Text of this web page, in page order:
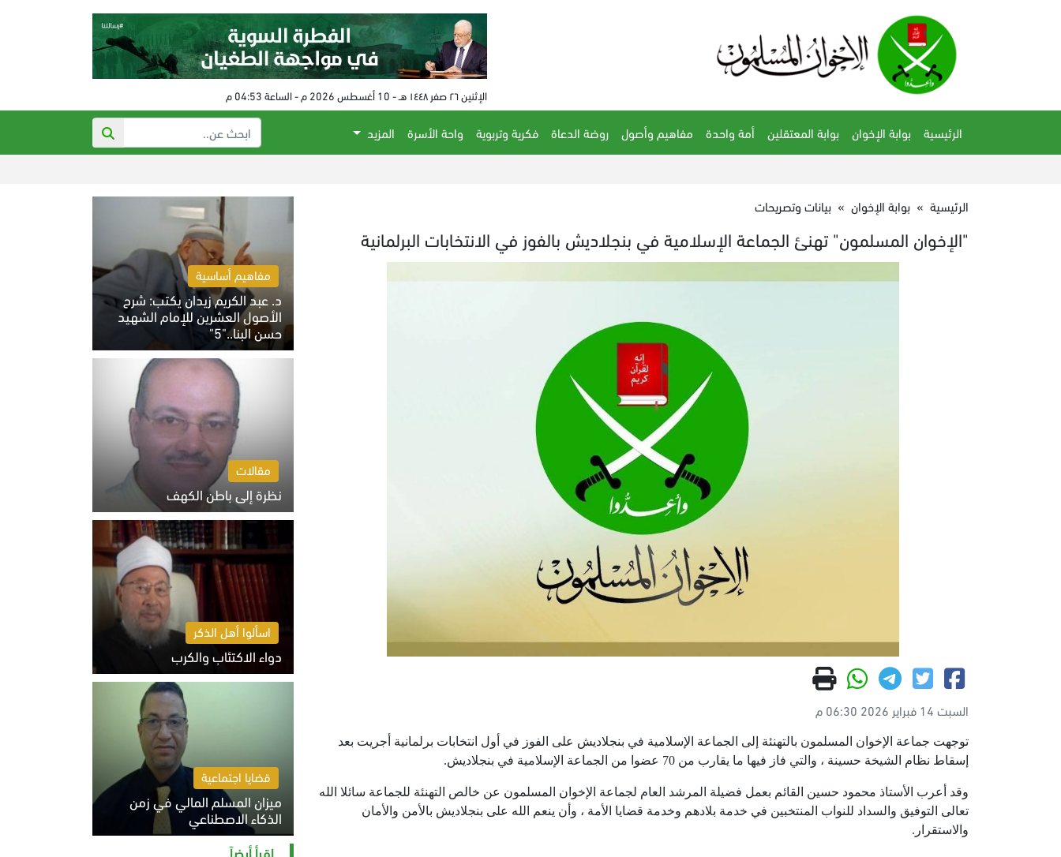
الإثنين ٢٦ صفر ١٤٤٨ هـ - 10 أغسطس 2026 م - الساعة 04:53 م
الرئيسية بوابة الإخوان بوابة المعتقلين أمة واحدة مفاهيم وأصول روضة الدعاة فكرية وتربوية واحة الأسرة
المزيد
الرئيسية » بوابة الإخوان » بيانات وتصريحات
"الإخوان المسلمون" تهنئ الجماعة الإسلامية في بنجلاديش بالفوز في الانتخابات البرلمانية
السبت 14 فبراير 2026 06:30 م
توجهت جماعة الإخوان المسلمون بالتهنئة إلى الجماعة الإسلامية في بنجلاديش على الفوز في أول انتخابات برلمانية أجريت بعد
إسقاط نظام الشيخة حسينة ، والتي فاز فيها ما يقارب من 70 عضوا من الجماعة الإسلامية في بنجلاديش.
وقد أعرب الأستاذ محمود حسين القائم بعمل فضيلة المرشد العام لجماعة الإخوان المسلمون عن خالص التهنئة للجماعة سائلا الله
تعالى التوفيق والسداد للنواب المنتخبين في خدمة بلادهم وخدمة قضايا الأمة ، وأن ينعم الله على بنجلاديش بالأمن والأمان
والاستقرار.
مفاهيم أساسية
د. عبد الكريم زيدان يكتب: شرح
الأصول العشرين للإمام الشهيد
حسن البنا.."5"
السبت 8 أغسطس 2026 10:46 ص
مقالات
نظرة إلى باطن الكهف
السبت 8 أغسطس 2026 11:04 ص
اسألوا أهل الذكر
دواء الاكتئاب والكرب
السبت 8 أغسطس 2026 10:54 ص
قضايا اجتماعية
ميزان المسلم المالي في زمن
الذكاء الاصطناعي
السبت 8 أغسطس 2026 11:21 ص
اقرأ أيضاً